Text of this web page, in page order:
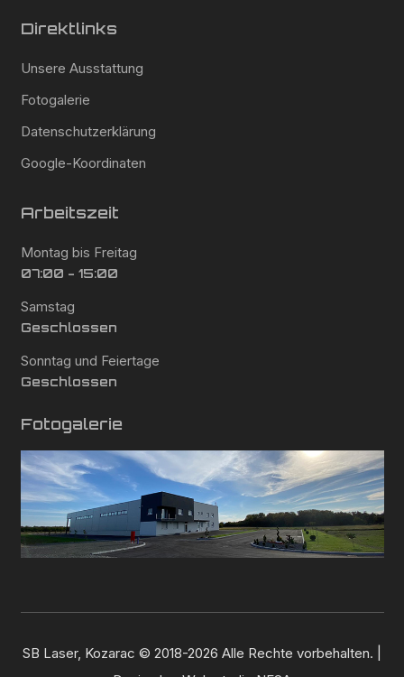
Direktlinks
Unsere Ausstattung
Fotogalerie
Datenschutzerklärung
Google-Koordinaten
Arbeitszeit
Montag bis Freitag
07:00 - 15:00
Samstag
Geschlossen
Sonntag und Feiertage
Geschlossen
Fotogalerie
SB Laser, Kozarac © 2018-2026 Alle Rechte vorbehalten. |